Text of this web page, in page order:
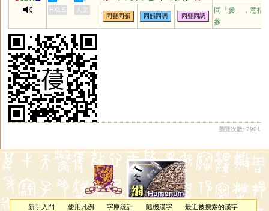
HKLS 人文
同聲同韻 同韻同調 同聲同調
同「參 」，意指
參
瀏覽次數: 2901
新手入門 使用凡例 字庫統計 隨機漢字 最近被搜索的漢字